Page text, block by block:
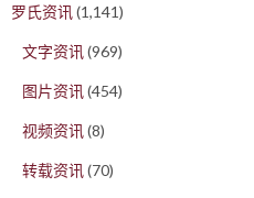
罗氏资讯(1,141)
文字资讯(969)
图片资讯(454)
视频资讯(8)
转载资讯(70)